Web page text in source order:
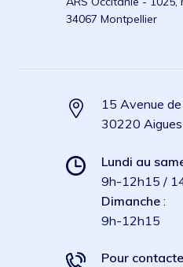
34067 Montpellier
15 Avenue
30220
Lundi au
9h-12h15 /
Dimanche :
9h-12h15
Pour